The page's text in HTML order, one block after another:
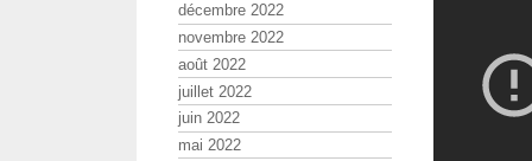
décembre 2022
novembre 2022
août 2022
juillet 2022
juin 2022
mai 2022